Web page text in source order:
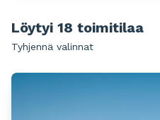
Löytyi 18 toimitilaa
Tyhjennä valinnat